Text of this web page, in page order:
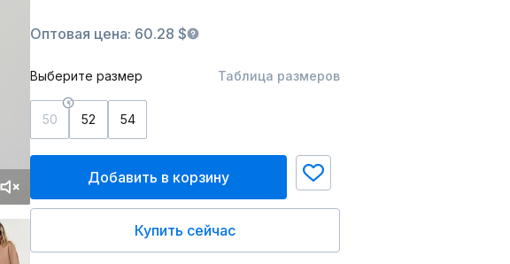
Оптовая цена: 60.28 $
Выберите размер Таблица размеров
50 52 54
Добавить в корзину
Купить сейчас